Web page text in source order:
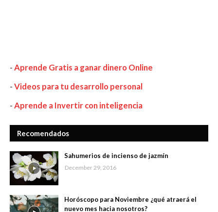
-Aprende Gratis a ganar dinero Online
-Videos para tu desarrollo personal
-Aprende a Invertir con inteligencia
Recomendados
Sahumerios de incienso de jazmín
December 29, 2016
Horóscopo para Noviembre ¿qué atraerá el
nuevo mes hacia nosotros?